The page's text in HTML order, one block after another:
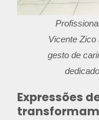
Vicente
gesto de
Expressões